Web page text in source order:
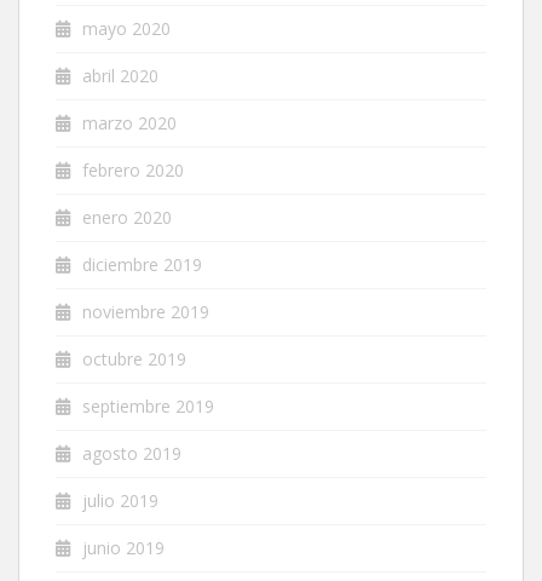
mayo 2020
abril 2020
marzo 2020
febrero 2020
enero 2020
diciembre 2019
noviembre 2019
octubre 2019
septiembre 2019
agosto 2019
julio 2019
junio 2019